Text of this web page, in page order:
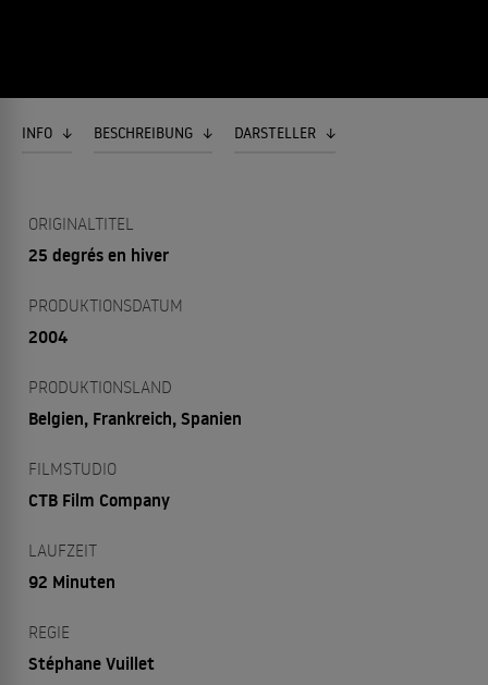
INFO BESCHREIBUNG DARSTELLER
ORIGINALTITEL
25 degrés en hiver
PRODUKTIONSDATUM
2004
PRODUKTIONSLAND
Belgien, Frankreich, Spanien
FILMSTUDIO
CTB Film Company
LAUFZEIT
92 Minuten
REGIE
Stéphane Vuillet